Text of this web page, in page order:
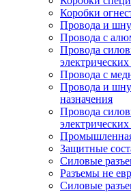
Коробки
Провода и
Провода с
Провода
Провода с
Провода и
назначения
Провода
Защитные
Силовые
Разъемы не
Силовые